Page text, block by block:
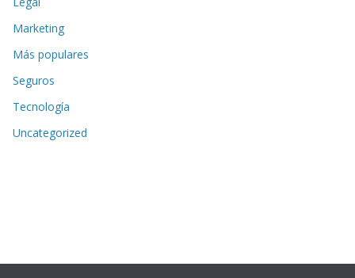
Marketing
Más populares
Seguros
Tecnología
Uncategorized